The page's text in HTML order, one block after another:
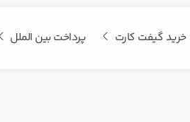
خرید گیفت کارت پرداخت بین الملل